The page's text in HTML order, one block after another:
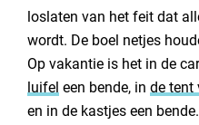
loslaten van het feit dat
wordt. De boel netjes
Op vakantie is het in de
luifel een bende, in de tent
en in de kastjes een